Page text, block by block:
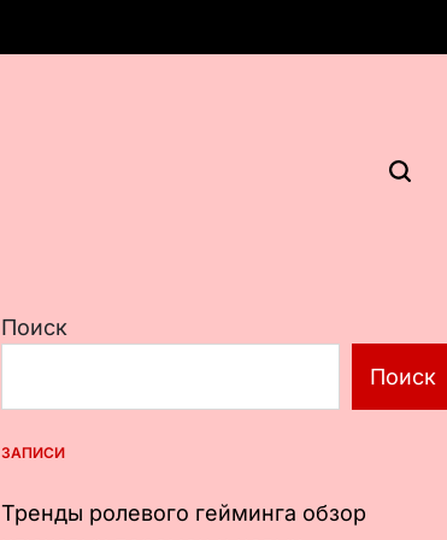
Поиск
Поиск
ЗАПИСИ
Тренды ролевого гейминга обзор